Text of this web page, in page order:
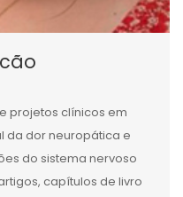
projetos clínicos em
da dor neuropática e
do sistema nervoso
capítulos de livro